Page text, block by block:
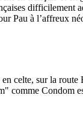
difficilement
Pau à l’affreux
celte, sur la route
comme Condom